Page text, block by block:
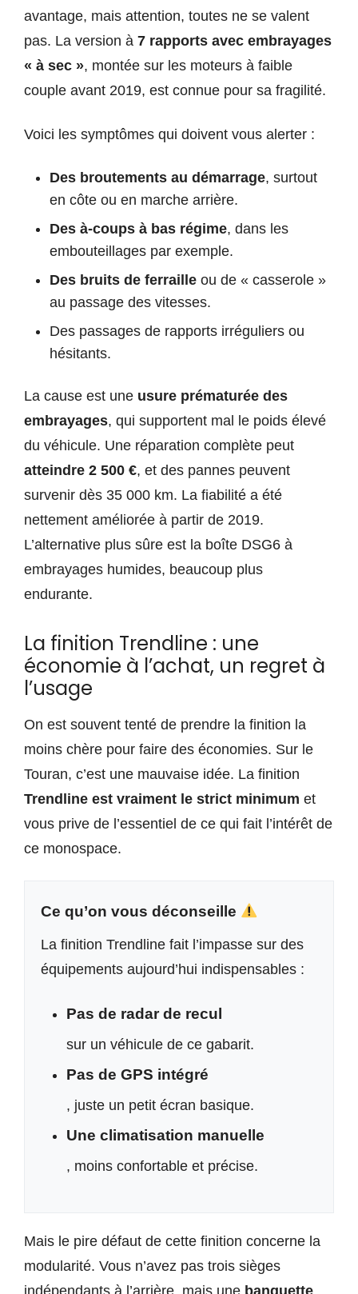
avantage, mais attention, toutes ne se valent
pas. La version à 7 rapports avec embrayages
« à sec », montée sur les moteurs à faible
couple avant 2019, est connue pour sa fragilité.
Voici les symptômes qui doivent vous alerter :
Des broutements au démarrage, surtout
en côte ou en marche arrière.
Des à-coups à bas régime, dans les
embouteillages par exemple.
Des bruits de ferraille ou de « casserole »
au passage des vitesses.
Des passages de rapports irréguliers ou
hésitants.
La cause est une usure prématurée des
embrayages, qui supportent mal le poids élevé
du véhicule. Une réparation complète peut
atteindre 2 500 €, et des pannes peuvent
survenir dès 35 000 km. La fiabilité a été
nettement améliorée à partir de 2019.
L’alternative plus sûre est la boîte DSG6 à
embrayages humides, beaucoup plus
endurante.
La finition Trendline : une
économie à l’achat, un regret à
l’usage
On est souvent tenté de prendre la finition la
moins chère pour faire des économies. Sur le
Touran, c’est une mauvaise idée. La finition
Trendline est vraiment le strict minimum et
vous prive de l’essentiel de ce qui fait l’intérêt de
ce monospace.
Ce qu’on vous déconseille
La finition Trendline fait l’impasse sur des
équipements aujourd’hui indispensables :
Pas de radar de recul
sur un véhicule de ce gabarit.
Pas de GPS intégré
, juste un petit écran basique.
Une climatisation manuelle
, moins confortable et précise.
Mais le pire défaut de cette finition concerne la
modularité. Vous n’avez pas trois sièges
indépendants à l’arrière, mais une banquette